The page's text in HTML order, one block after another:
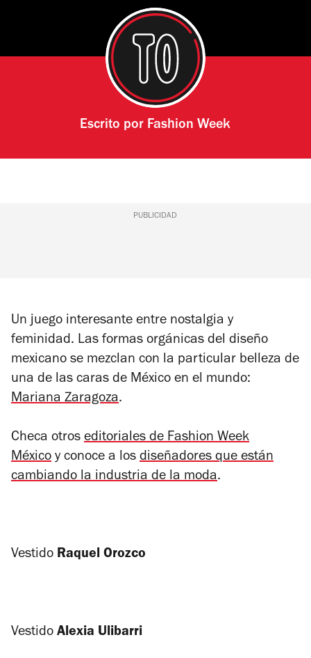
Escrito por Fashion Week
PUBLICIDAD
Un juego interesante entre nostalgia y
feminidad. Las formas orgánicas del diseño
mexicano se mezclan con la particular belleza de
una de las caras de México en el mundo:
Mariana Zaragoza.
Checa otros editoriales de Fashion Week
México y conoce a los diseñadores que están
cambiando la industria de la moda.
Vestido Raquel Orozco
Vestido Alexia Ulibarri